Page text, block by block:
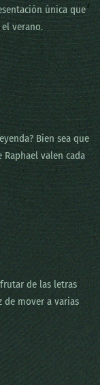
única que
verano.
Bien sea que
valen cada
de las letras
de mover a varias